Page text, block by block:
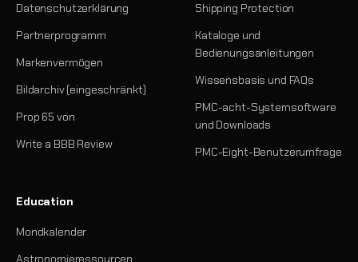
Datenschutzerklärung
Partnerprogramm
Markenvermögen
Bildarchiv (eingeschränkt)
Prop 65 von
Write a BBB Review
Shipping Protection
Kataloge und
Bedienungsanleitungen
Wissensbasis und FAQs
PMC-acht-Systemsoftware
und Downloads
PMC-Eight-Benutzerumfrage
Education
Mondkalender
Astronomieressourcen